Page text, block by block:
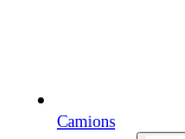
Camions